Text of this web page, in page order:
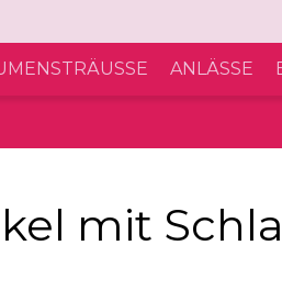
ANLÄSSE
mit